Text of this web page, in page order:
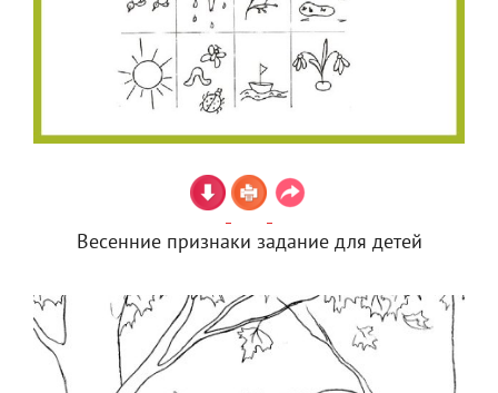
Весенние признаки задание для детей